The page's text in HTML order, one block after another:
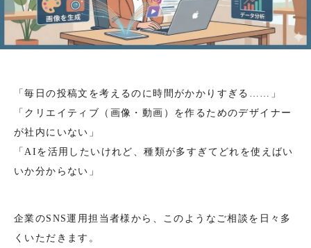
「毎日の投稿文を考えるのに時間がかかりすぎる……」
「クリエイティブ（画像・動画）を作るためのデザイナー
が社内にいない」
「AIを活用したいけれど、種類が多すぎてどれを使えばい
いか分からない」
企業のSNS運用担当者様から、このようなご相談を日々多
くいただきます。